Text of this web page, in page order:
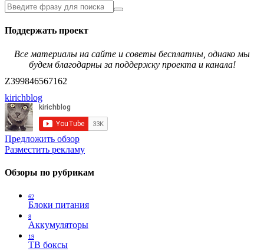
Поддержать проект
Все материалы на сайте и советы бесплатны, однако мы
будем благодарны за поддержку проекта и канала!
Z399846567162
kirichblog
Предложить обзор
Разместить рекламу
Обзоры по рубрикам
62
Блоки питания
8
Аккумуляторы
19
ТВ боксы